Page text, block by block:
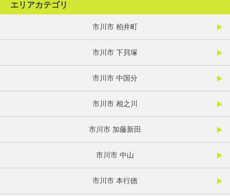
エリアカテゴリ
市川市 柏井町
市川市 下貝塚
市川市 中国分
市川市 相之川
市川市 加藤新田
市川市 中山
市川市 本行徳